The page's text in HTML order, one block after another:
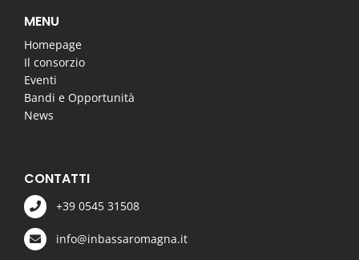
MENU
Homepage
Il consorzio
Eventi
Bandi e Opportunità
News
CONTATTI
+39 0545 31508
info@inbassaromagna.it